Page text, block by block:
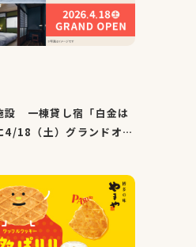
設 一棟貸し宿「白金は
4/18（土）グランドオー